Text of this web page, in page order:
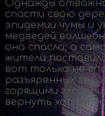
Однажды
спасти свою
эпидемии чумы и
медведей
она спасла, а
жители
вот только не
разъяренных
горящими
вернуть хотят,